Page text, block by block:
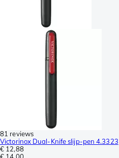
81 reviews
Victorinox Dual-Knife slijp-pen 4.3323
€ 12,88